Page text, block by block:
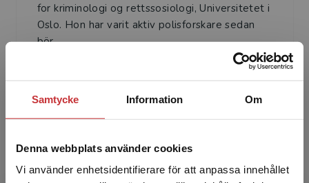
Samtycke Information Om
Denna webbplats använder cookies
Vi använder enhetsidentifierare för att anpassa innehållet
for kriminologi og rettssosiologi, Universitetet i
Oslo. Hon har varit aktiv polisforskare sedan
bör...
Caroline Mellgren